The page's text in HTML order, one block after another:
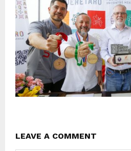
LEAVE A COMMENT